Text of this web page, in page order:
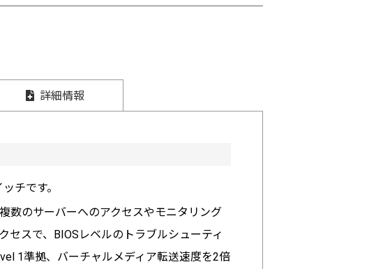
詳細情報
チです。
数のサーバーへのアクセスやモニタリング
スで、BIOSレベルのトラブルシューティ
1準拠、バーチャルメディア転送速度を2倍